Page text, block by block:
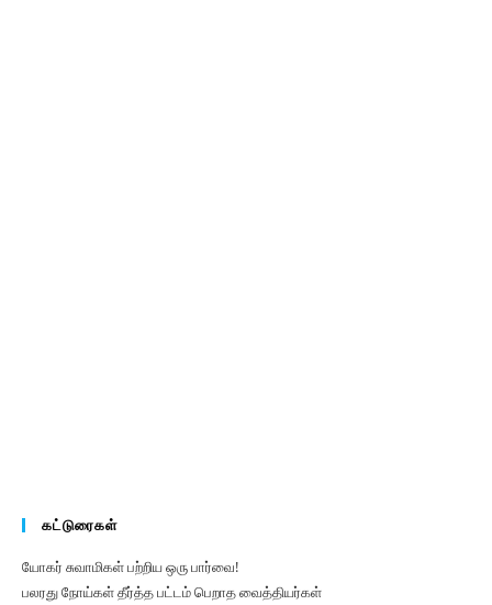
கட்டுரைகள்
யோகர் சுவாமிகள் பற்றிய ஒரு பார்வை!
பலரது நோய்கள் தீர்த்த பட்டம் பெறாத வைத்தியர்கள்